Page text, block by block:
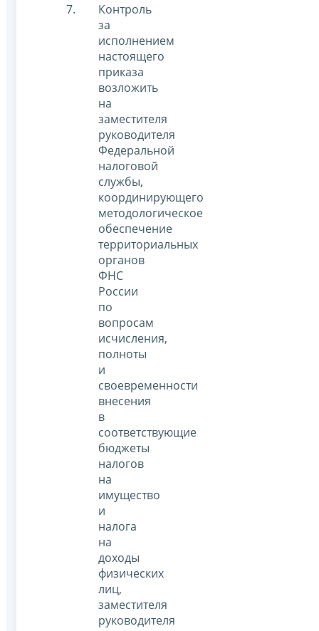
Контроль
за
исполнением
настоящего
приказа
возложить
на
заместителя
руководителя
Федеральной
налоговой
службы,
координирующего
методологическое
обеспечение
территориальных
органов
ФНС
России
по
вопросам
исчисления,
полноты
и
своевременности
внесения
в
соответствующие
бюджеты
налогов
на
имущество
и
налога
на
доходы
физических
лиц,
заместителя
руководителя